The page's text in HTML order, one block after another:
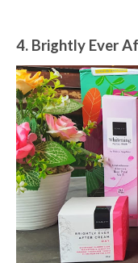
4. Brightly Ever